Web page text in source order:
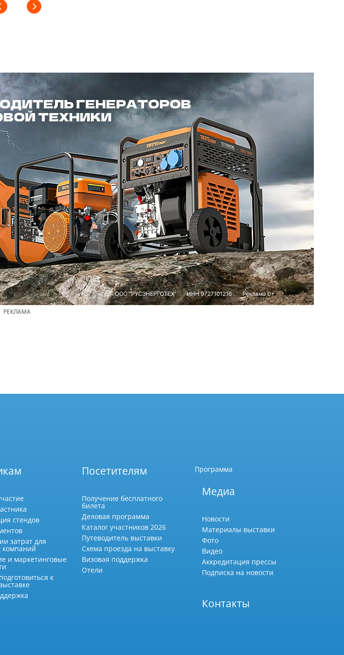
РЕКЛАМА
стендов
затрат для
компаний
и маркетинговые
к
Посетителям
Получение бесплатного
билета
Деловая программа
Каталог участников 2026
Путеводитель выставки
Схема проезда на выставку
Визовая поддержка
Отели
Программа
Медиа
Новости
Материалы выставки
Фото
Видео
Аккредитация прессы
Подписка на новости
Контакты